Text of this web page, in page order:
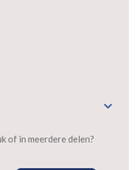
of in meerdere delen?